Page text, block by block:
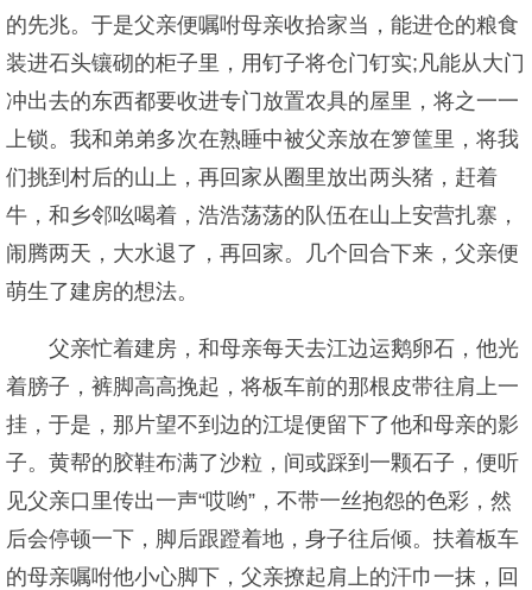
的先兆。于是父亲便嘱咐母亲收拾家当，能进仓的粮食
装进石头镶砌的柜子里，用钉子将仓门钉实;凡能从大门
冲出去的东西都要收进专门放置农具的屋里，将之一一
上锁。我和弟弟多次在熟睡中被父亲放在箩筐里，将我
们挑到村后的山上，再回家从圈里放出两头猪，赶着
牛，和乡邻吆喝着，浩浩荡荡的队伍在山上安营扎寨，
闹腾两天，大水退了，再回家。几个回合下来，父亲便
萌生了建房的想法。
父亲忙着建房，和母亲每天去江边运鹅卵石，他光
着膀子，裤脚高高挽起，将板车前的那根皮带往肩上一
挂，于是，那片望不到边的江堤便留下了他和母亲的影
子。黄帮的胶鞋布满了沙粒，间或踩到一颗石子，便听
见父亲口里传出一声“哎哟”，不带一丝抱怨的色彩，然
后会停顿一下，脚后跟蹬着地，身子往后倾。扶着板车
的母亲嘱咐他小心脚下，父亲撩起肩上的汗巾一抹，回